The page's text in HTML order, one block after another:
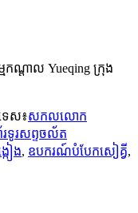
កណ្តាល Yueqing ក្រុង
េស៖សកលលោក
ទូរសព្ទ​ចល័ត
ៀង, ឧបករណ៍​បំបែក​សៀគ្វី,